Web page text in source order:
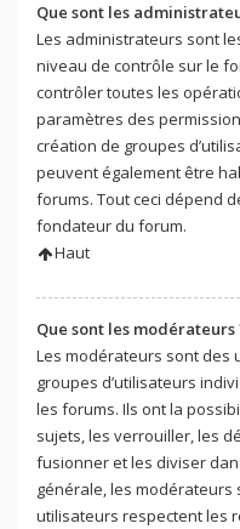
Que sont les
Les administrateurs sont
niveau de contrôle sur le
contrôler toutes les
paramètres des
création de groupes
peuvent également être
forums. Tout ceci dépend
fondateur du forum.
Haut
Que sont les modérateurs
Les modérateurs sont des
groupes d’utilisateurs
les forums. Ils ont la
sujets, les verrouiller, les
fusionner et les diviser
générale, les
utilisateurs respectent les